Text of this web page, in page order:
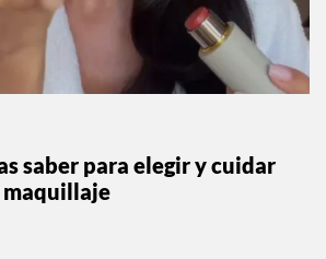
saber para elegir y cuidar
maquillaje